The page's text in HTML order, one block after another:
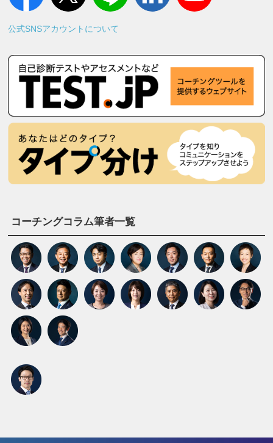
公式SNSアカウントについて
コーチングコラム筆者一覧